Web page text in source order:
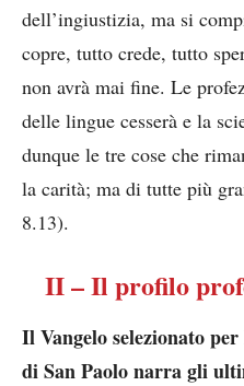
dell’ingiustizia, ma si
copre, tutto crede, tutto
non avrà mai fine. Le
delle lingue cesserà e la
dunque le tre cose che
la carità; ma di tutte più
8.13).
II – Il profilo
Il Vangelo selezionato
di San Paolo narra gli